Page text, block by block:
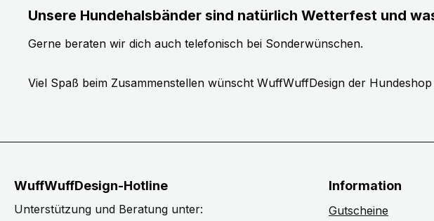
Unsere Hundehalsbänder sind natürlich Wetterfest und
Gerne beraten wir dich auch telefonisch bei Sonderwünschen.
Viel Spaß beim Zusammenstellen wünscht WuffWuffDesign der Hundeshop
WuffWuffDesign-Hotline
Unterstützung und Beratung unter:
Information
Gutscheine